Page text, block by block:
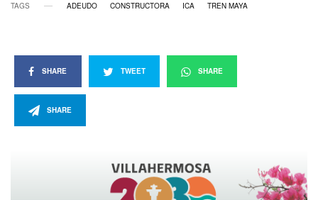
TAGS ADEUDO CONSTRUCTORA ICA TREN MAYA
SHARE TWEET SHARE
SHARE